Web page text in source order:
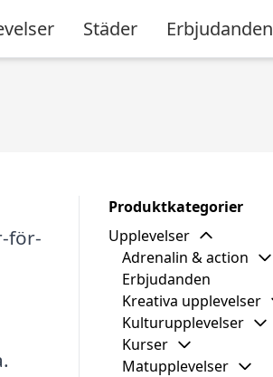
Städer Erbjudanden
för-
Produktkategorier
Upplevelser
Adrenalin & action
Erbjudanden
Kreativa upplevelser
Kulturupplevelser
Kurser
Matupplevelser